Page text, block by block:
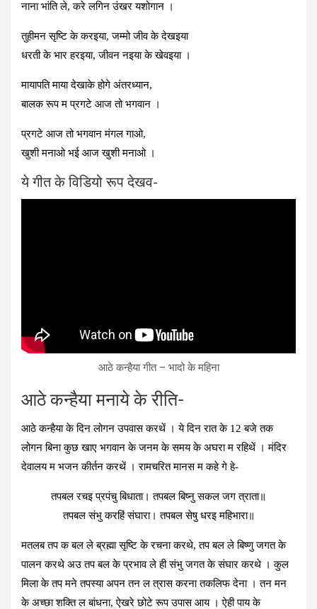
नाना भांति ले, करे लगिन उंखर यशोगान ।
तुहीमन सृष्टि के करइया, जम्मो जीव के देखइया
धरती के भार हरइया, जीवन नइया के खेवइया ।
मायापति माया देखाके होगे अंतरध्यान,
बालक रूप म प्रगटे आज तो भगवान ।
प्रगटे आज तो भगवान मंगल गाओ,
खुशी मनाओ भई आज खुशी मनाओ ।
ये गीत के विडियो रूप देखव-
आठे कन्‍हैया गीत – भादो के महिना
आठे कन्‍हैया मनाये के रीति-
आठे कन्‍हैया के दिन लोगन उपवास करथें । ये दिन रात के 12 बजे तक
लोगन बिना कुछ खाए भगवान के जनम के समय के अघरा म रहिथें । मंदिर
देवालय म भजन कीर्तन करथें । रामचरित मानस म कहे गे हे-
तपबल रचइ प्रपंचु बिधाता। तपबल बिष्नु सकल जग त्राता॥
तपबल संभु करहिं संघारा। तपबल सेषु धरइ महिभारा॥
मतलब तप क बल ले ब्रह्मा सृष्टि के रचना करथे, तप बल ले बिष्‍णु जगत के
पालन करथे अउ तप बल के प्रभाव ले ही संभु जगत के संघार करथे । कुल
मिला के तप मने तपस्‍या अपन तन ल त्रास करना तकलिफ देना । तन मन
के अच्‍छा शक्ति ल बांधना, ऐखरे छोटे रूप उपास आय । ऐही पाय के